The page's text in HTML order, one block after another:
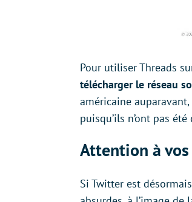
Pour utiliser Threads
télécharger le réseau
américaine
puisqu’ils n’ont pas été
Attention à
Si Twitter est